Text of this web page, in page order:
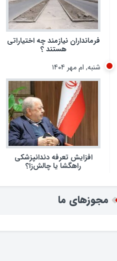
فرمانداران نیازمند چه اختیاراتی
هستند ؟
شنبه, ام مهر ۱۴۰۴
افزایش تعرفه دندانپزشکی
راهگشا یا چالش‌زا؟
مجوزهای ما